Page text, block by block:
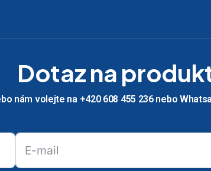
Dotaz na
nám volejte na +420 608 455 236 nebo